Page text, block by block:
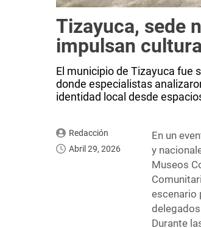
Tizayuca, sede
impulsan
El municipio de Tizayuca fue
donde especialistas
identidad local desde
Redacción
Abril 29, 2026
En un
y
Museos
escenario
Durante